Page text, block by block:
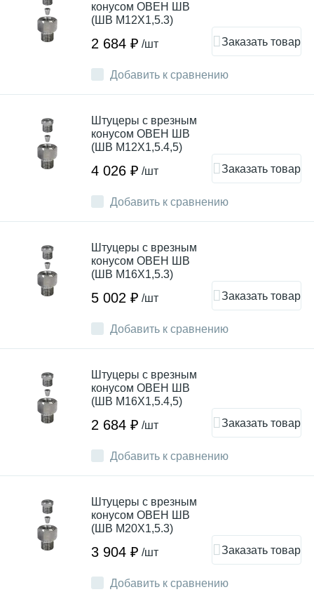
Добавить к сравнению
конусом ОВЕН ШВ
(ШВ М12Х1,5.3)
2 684 ₽ /шт Заказать товар
Добавить к сравнению
Штуцеры с врезным
конусом ОВЕН ШВ
(ШВ М12Х1,5.4,5)
4 026 ₽ /шт Заказать товар
Добавить к сравнению
Штуцеры с врезным
конусом ОВЕН ШВ
(ШВ М16Х1,5.3)
5 002 ₽ /шт Заказать товар
Добавить к сравнению
Штуцеры с врезным
конусом ОВЕН ШВ
(ШВ М16Х1,5.4,5)
2 684 ₽ /шт Заказать товар
Добавить к сравнению
Штуцеры с врезным
конусом ОВЕН ШВ
(ШВ М20Х1,5.3)
3 904 ₽ /шт Заказать товар